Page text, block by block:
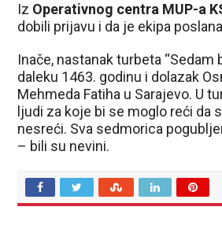
Iz Operativnog centra MUP-a
dobili prijavu i da je ekipa
Inače, nastanak turbeta “Sedam
daleku 1463. godinu i dolazak
Mehmeda Fatiha u Sarajevo. U
ljudi za koje bi se moglo reći da
nesreći. Sva sedmorica
– bili su nevini.